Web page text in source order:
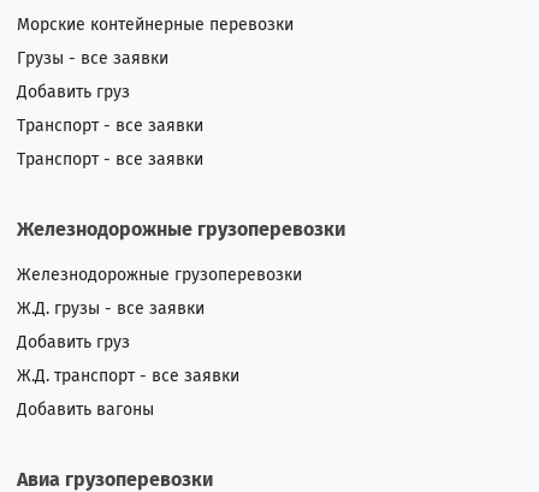
Морские контейнерные перевозки
Грузы - все заявки
Добавить груз
Транспорт - все заявки
Транспорт - все заявки
Железнодорожные грузоперевозки
Железнодорожные грузоперевозки
Ж.Д. грузы - все заявки
Добавить груз
Ж.Д. транспорт - все заявки
Добавить вагоны
Авиа грузоперевозки